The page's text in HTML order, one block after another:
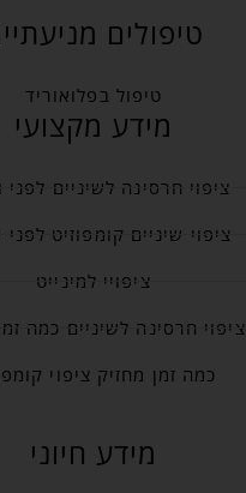
טיפולים
טיפול בפלואוריד
מידע מקצועי
ציפוי חרסינה לשיניים לפני
ציפוי שיניים קומפוזיט לפני
ציפויי למינייט
ציפוי חרסינה לשיניים כמה
כמה זמן מחזיק ציפוי
מידע חיוני